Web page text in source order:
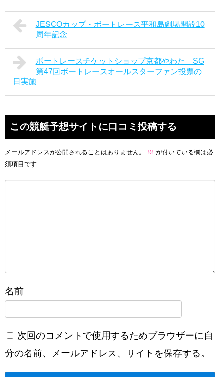
JESCOカップ・ボートレース平和島劇場開設10
周年記念
ボートレースチケットショップ京都やわた SG
第47回ボートレースオールスターファン投票の
日実施
この競艇予想サイトに口コミ投稿する
メールアドレスが公開されることはありません。 ※ が付いている欄は必
須項目です
名前
次回のコメントで使用するためブラウザーに自
分の名前、メールアドレス、サイトを保存する。